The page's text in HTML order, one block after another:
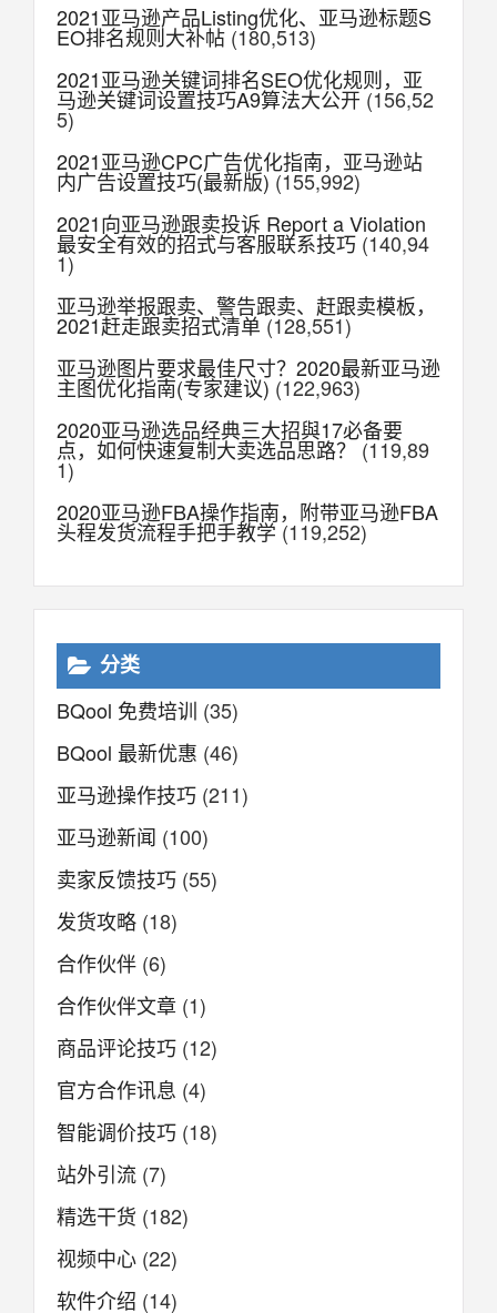
2021亚马逊产品Listing优化、亚马逊标题S
EO排名规则大补帖 (180,513)
2021亚马逊关键词排名SEO优化规则，亚
马逊关键词设置技巧A9算法大公开(156,52
5)
2021亚马逊CPC广告优化指南，亚马逊站
内广告设置技巧(最新版)(155,992)
2021向亚马逊跟卖投诉 Report a Violation
最安全有效的招式与客服联系技巧 (140,94
1)
亚马逊举报跟卖、警告跟卖、赶跟卖模板，
2021赶走跟卖招式清单(128,551)
亚马逊图片要求最佳尺寸？2020最新亚马逊
主图优化指南(专家建议) (122,963)
2020亚马逊选品经典三大招與17必备要
点，如何快速复制大卖选品思路？ (119,89
1)
2020亚马逊FBA操作指南，附带亚马逊FBA
头程发货流程手把手教学(119,252)
分类
BQool 免费培训 (35)
BQool 最新优惠 (46)
亚马逊操作技巧 (211)
亚马逊新闻 (100)
卖家反馈技巧 (55)
发货攻略 (18)
合作伙伴 (6)
合作伙伴文章 (1)
商品评论技巧 (12)
官方合作讯息 (4)
智能调价技巧 (18)
站外引流 (7)
精选干货 (182)
视频中心 (22)
软件介绍 (14)